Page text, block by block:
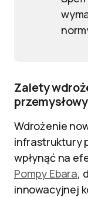
Zalety
Wdrożenie
infrastruktury
wpłynąć na
Pompy Ebara,
innowacyjnej